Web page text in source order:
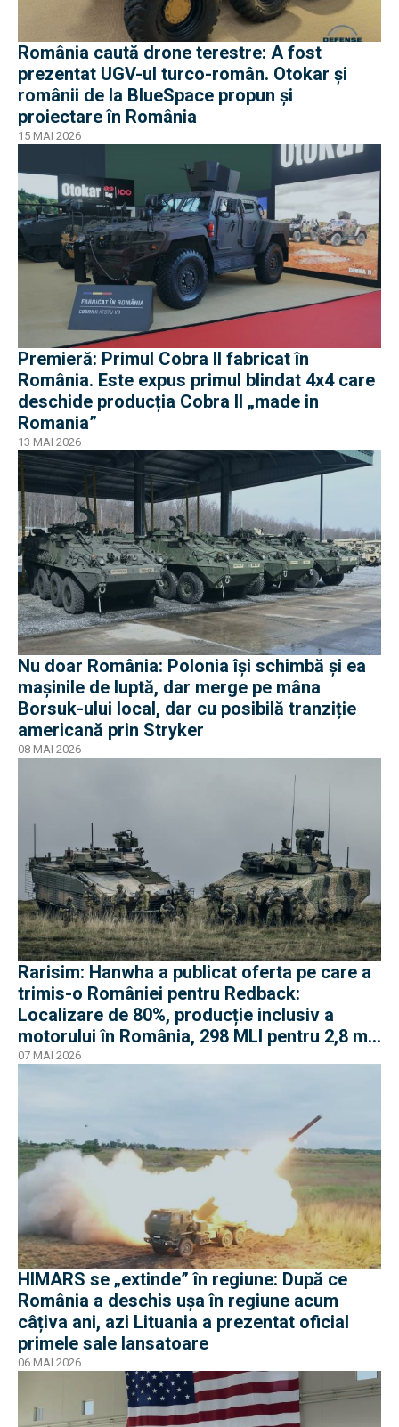
România caută drone terestre: A fost
prezentat UGV-ul turco-român. Otokar și
românii de la BlueSpace propun și
proiectare în România
15 MAI 2026
Premieră: Primul Cobra II fabricat în
România. Este expus primul blindat 4x4 care
deschide producția Cobra II „made in
Romania”
13 MAI 2026
Nu doar România: Polonia își schimbă și ea
mașinile de luptă, dar merge pe mâna
Borsuk-ului local, dar cu posibilă tranziție
americană prin Stryker
08 MAI 2026
Rarisim: Hanwha a publicat oferta pe care a
trimis-o României pentru Redback:
Localizare de 80%, producție inclusiv a
motorului în România, 298 MLI pentru 2,8 mil.
euro
07 MAI 2026
HIMARS se „extinde” în regiune: După ce
România a deschis ușa în regiune acum
câțiva ani, azi Lituania a prezentat oficial
primele sale lansatoare
06 MAI 2026